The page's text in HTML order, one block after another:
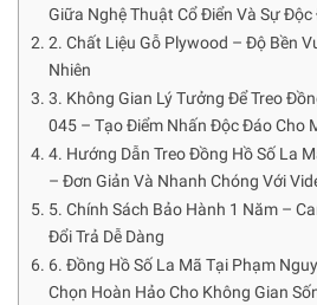
Giữa Nghệ Thuật Cổ Điển Và Sự
2. Chất Liệu Gỗ Plywood – Độ Bền
Nhiên
3. Không Gian Lý Tưởng Để Treo
045 – Tạo Điểm Nhấn Độc Đáo Cho
4. Hướng Dẫn Treo Đồng Hồ Số La
– Đơn Giản Và Nhanh Chóng Với
5. Chính Sách Bảo Hành 1 Năm –
Đổi Trả Dễ Dàng
6. Đồng Hồ Số La Mã Tại Phạm
Chọn Hoàn Hảo Cho Không Gian